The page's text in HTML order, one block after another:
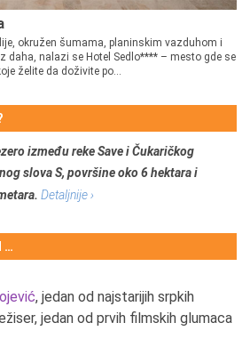
okružen šumama, planinskim vazduhom i
daha, nalazi se Hotel Sedlo**** – mesto gde se
želite da doživite po...
između reke Save i Čukaričkog
slova S, površine oko 6 hektara i
Detaljnije ›
…
, jedan od najstarijih srpkih
jedan od prvih filmskih glumaca